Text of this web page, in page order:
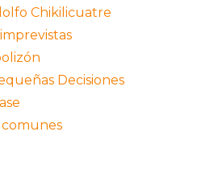
Chikilicuatre
Decisiones
comunes